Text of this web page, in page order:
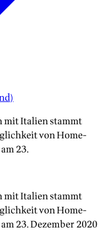
)
mit Italien stammt
von Home-
23.
mit Italien stammt
von Home-
23. Dezember 2020